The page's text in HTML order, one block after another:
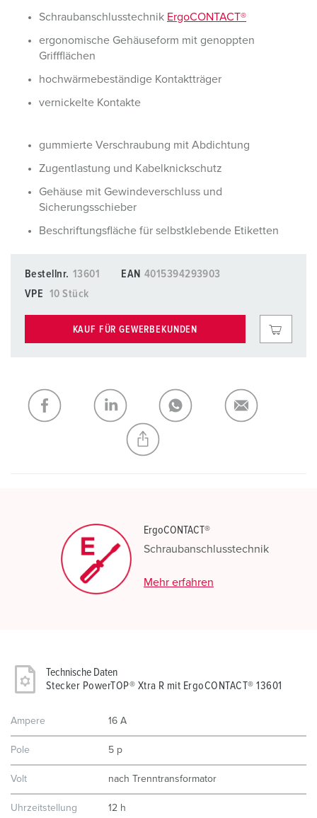
Schraubanschlusstechnik ErgoCONTACT®
ergonomische Gehäuseform mit genoppten
Griffflächen
hochwärmebeständige Kontaktträger
vernickelte Kontakte
gummierte Verschraubung mit Abdichtung
Zugentlastung und Kabelknickschutz
Gehäuse mit Gewindeverschluss und
Sicherungsschieber
Beschriftungsfläche für selbstklebende Etiketten
Bestellnr. 13601 EAN 4015394293903
VPE
10 Stück
KAUF FÜR GEWERBEKUNDEN
ErgoCONTACT®
Schraubanschlusstechnik
Mehr erfahren
Technische Daten
Stecker PowerTOP® Xtra R mit ErgoCONTACT® 13601
Ampere 16 A
Pole 5 p
Volt nach Trenntransformator
Uhrzeitstellung 12 h